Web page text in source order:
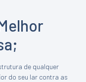
de qualquer
do seu lar contra as